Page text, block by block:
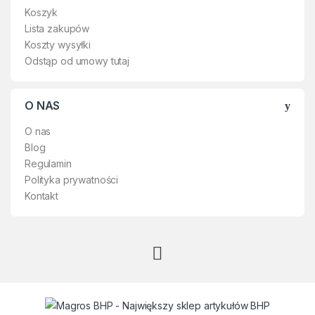
okularami ochronnymi.
Łączy w sobie zalety
filtrującego materiału
elektretowego 3M z
Produkt spełnia wymagania
Cena za 1 sztukę.
Koszyk
Lista zakupów
Koszty wysyłki
Odstąp od umowy tutaj
O NAS
O nas
Blog
Regulamin
Polityka prywatności
Kontakt